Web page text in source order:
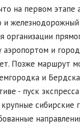
на первом этапе
и железнодорожный
организации
и
Позже маршрут
и
- пуск
сибирские